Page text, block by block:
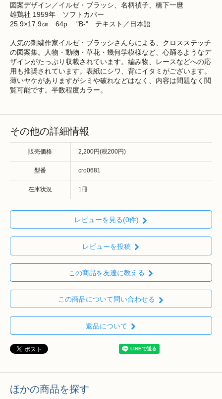
図案デザイン／イルゼ・ブラッシ、名柄禎子、橋下一麿
雄鶏社 1959年 ソフトカバー
25.9×17.9㎝ 64p "B-" テキスト／日本語
人気の刺繍作家イルゼ・ブラッシさんらによる、クロスステッチ
の図案集。人物・動物・草花・幾何学模様など、心踊るようなデ
ザインがたっぷり収載されています。編み物、レースなどへの応
用も推奨されています。表紙にシワ、背にイタミがございます。
薄いヤケがありますがシミや破れなどはなく、内容は問題なく閲
覧可能です。半数程度カラー。
その他の詳細情報
販売価格 2,200円(税200円)
型番 cro0681
在庫状況 1冊
レビューを見る(0件)
レビューを投稿
この商品を友達に教える
この商品について問い合わせる
返品について
ほかの商品を探す